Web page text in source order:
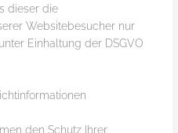
dieser die
Websitebesucher nur
Einhaltung der DSGVO
den Schutz Ihrer